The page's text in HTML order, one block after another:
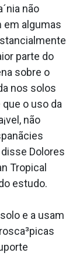
não
em algumas
parte do
sobre o
nos solos
o uso da
não
Dolores
Tropical
estudo.
e a usam